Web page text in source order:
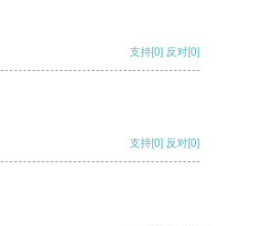
支持[0] 反对[0]
支持[0] 反对[0]